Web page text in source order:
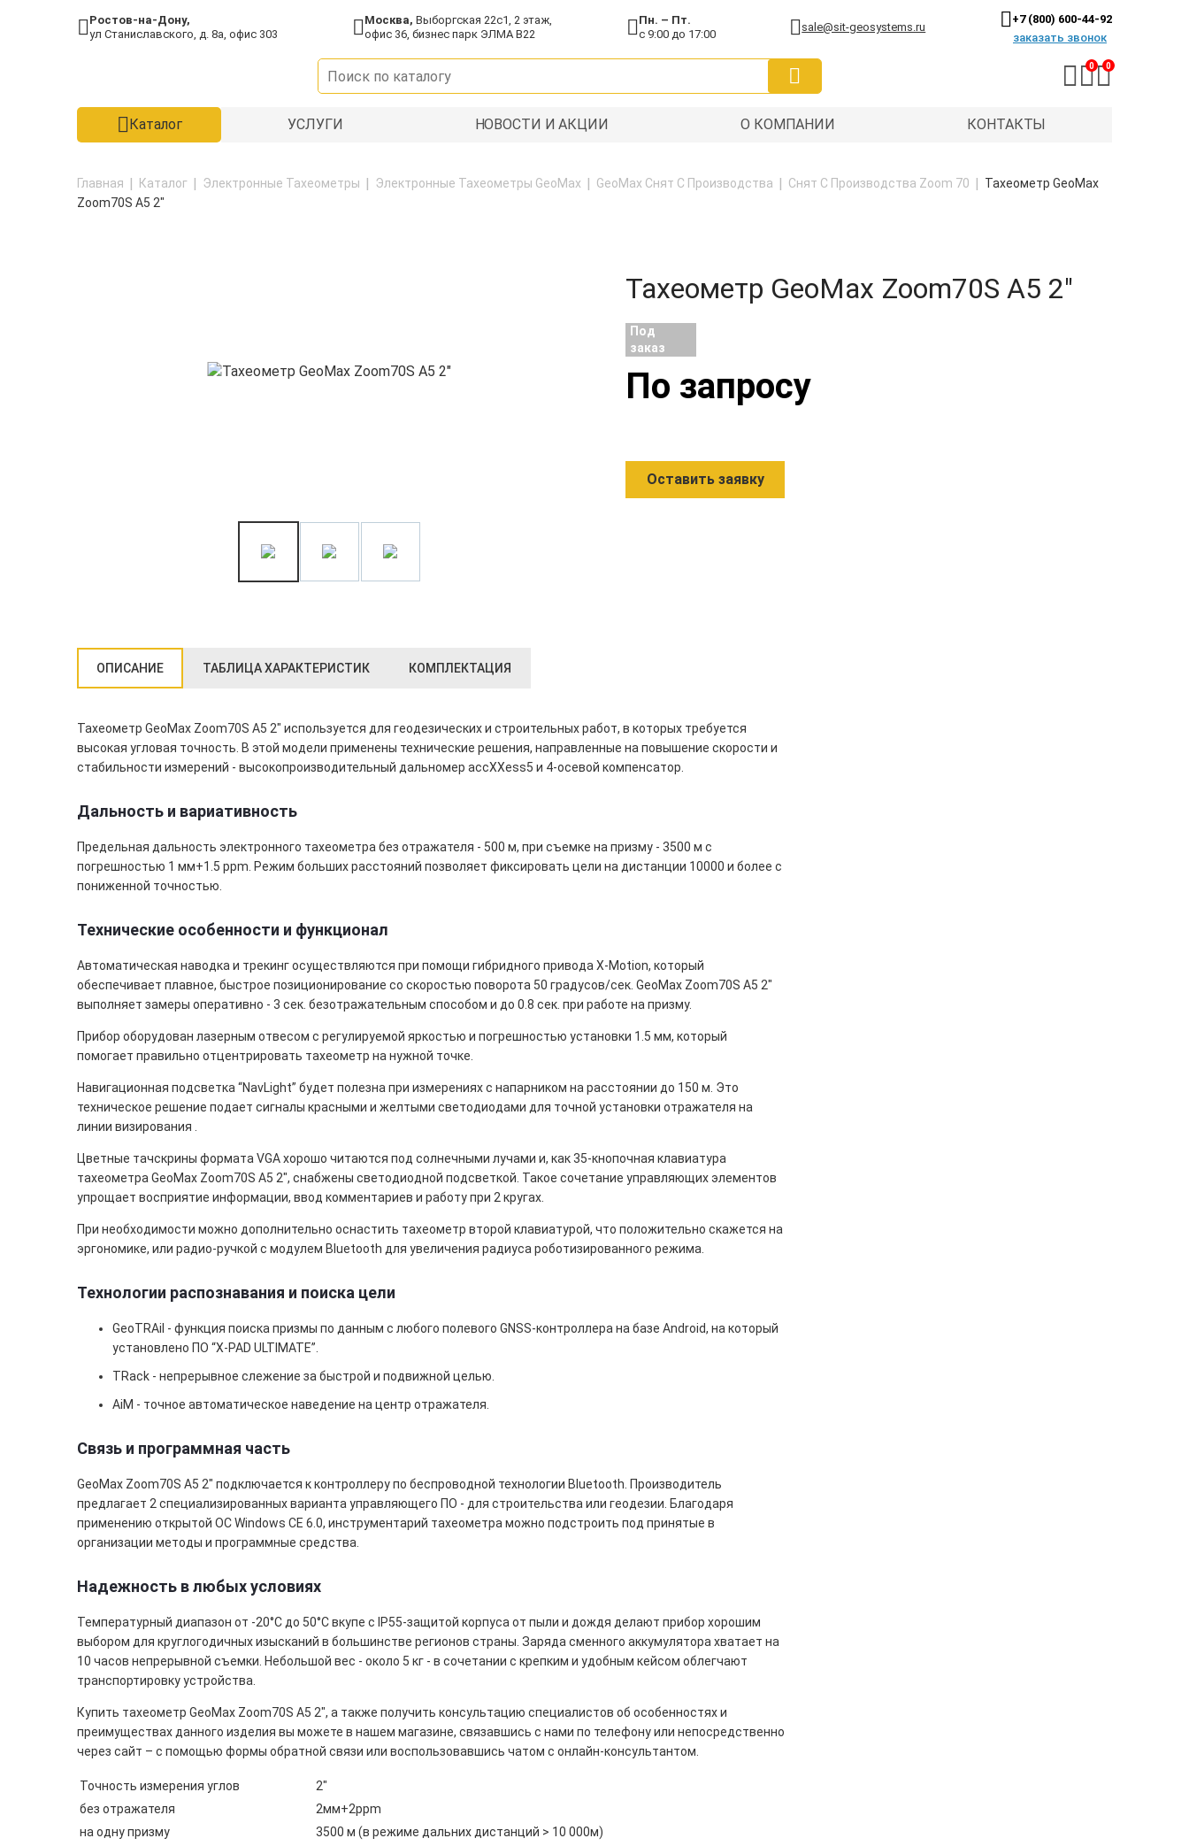
Ростов-на-Дону,
ул Станиславского, д. 8а, офис 303
Москва, Выборгская 22с1, 2 этаж,
офис 36, бизнес парк ЭЛМА В22
Пн. – Пт.
с 9:00 до 17:00
sale@sit-geosystems.ru
+7 (800) 600-44-92
заказать звонок
0 0
Каталог УСЛУГИ НОВОСТИ И АКЦИИ О КОМПАНИИ КОНТАКТЫ
Главная Каталог Электронные Тахеометры Электронные Тахеометры GeoMax GeoMax Снят С Производства Снят С Производства Zoom 70
Тахеометр GeoMax
Zoom70S A5 2"
Тахеометр GeoMax Zoom70S A5 2"
Под
заказ
По запросу
Оставить заявку
ОПИСАНИЕ ТАБЛИЦА ХАРАКТЕРИСТИК КОМПЛЕКТАЦИЯ
Тахеометр GeoMax Zoom70S A5 2" используется для геодезических и строительных работ, в которых требуется
высокая угловая точность. В этой модели применены технические решения, направленные на повышение скорости и
стабильности измерений - высокопроизводительный дальномер accXXess5 и 4-осевой компенсатор.
Дальность и вариативность
Предельная дальность электронного тахеометра без отражателя - 500 м, при съемке на призму - 3500 м с
погрешностью 1 мм+1.5 ppm. Режим больших расстояний позволяет фиксировать цели на дистанции 10000 и более с
пониженной точностью.
Технические особенности и функционал
Автоматическая наводка и трекинг осуществляются при помощи гибридного привода X-Motion, который
обеспечивает плавное, быстрое позиционирование со скоростью поворота 50 градусов/сек. GeoMax Zoom70S A5 2"
выполняет замеры оперативно - 3 сек. безотражательным способом и до 0.8 сек. при работе на призму.
Прибор оборудован лазерным отвесом с регулируемой яркостью и погрешностью установки 1.5 мм, который
помогает правильно отцентрировать тахеометр на нужной точке.
Навигационная подсветка “NavLight” будет полезна при измерениях с напарником на расстоянии до 150 м. Это
техническое решение подает сигналы красными и желтыми светодиодами для точной установки отражателя на
линии визирования .
Цветные тачскрины формата VGA хорошо читаются под солнечными лучами и, как 35-кнопочная клавиатура
тахеометра GeoMax Zoom70S A5 2", снабжены светодиодной подсветкой. Такое сочетание управляющих элементов
упрощает восприятие информации, ввод комментариев и работу при 2 кругах.
При необходимости можно дополнительно оснастить тахеометр второй клавиатурой, что положительно скажется на
эргономике, или радио-ручкой с модулем Bluetooth для увеличения радиуса роботизированного режима.
Технологии распознавания и поиска цели
GeoTRAil - функция поиска призмы по данным с любого полевого GNSS-контроллера на базе Android, на который
установлено ПО “X-PAD ULTIMATE”.
TRack - непрерывное слежение за быстрой и подвижной целью.
AiM - точное автоматическое наведение на центр отражателя.
Связь и программная часть
GeoMax Zoom70S A5 2" подключается к контроллеру по беспроводной технологии Bluetooth. Производитель
предлагает 2 специализированных варианта управляющего ПО - для строительства или геодезии. Благодаря
применению открытой ОС Windows CE 6.0, инструментарий тахеометра можно подстроить под принятые в
организации методы и программные средства.
Надежность в любых условиях
Температурный диапазон от -20°C до 50°C вкупе с IP55-защитой корпуса от пыли и дождя делают прибор хорошим
выбором для круглогодичных изысканий в большинстве регионов страны. Заряда сменного аккумулятора хватает на
10 часов непрерывной съемки. Небольшой вес - около 5 кг - в сочетании с крепким и удобным кейсом облегчают
транспортировку устройства.
Купить тахеометр GeoMax Zoom70S A5 2", а также получить консультацию специалистов об особенностях и
преимуществах данного изделия вы можете в нашем магазине, связавшись с нами по телефону или непосредственно
через сайт – с помощью формы обратной связи или воспользовавшись чатом с онлайн-консультантом.
Точность измерения углов
2"
без отражателя
2мм+2ppm
на одну призму
3500 м (в режиме дальних дистанций > 10 000м)